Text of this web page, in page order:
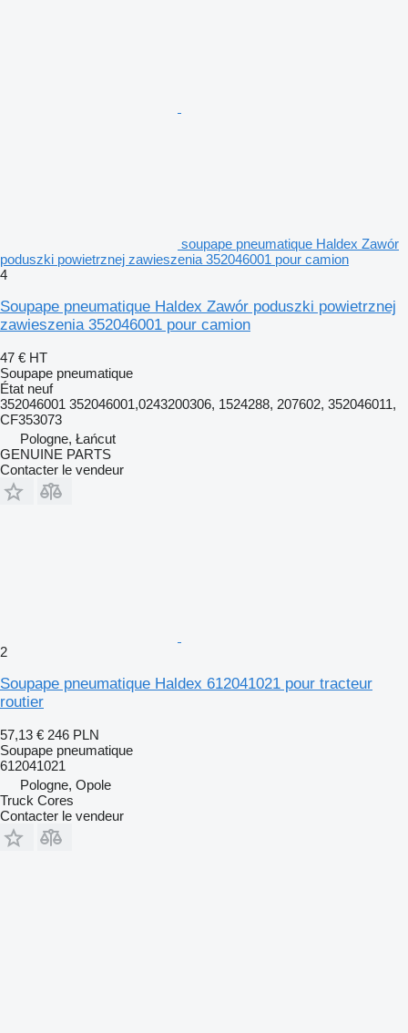
soupape pneumatique Haldex Zawór
poduszki powietrznej zawieszenia 352046001 pour camion
4
Soupape pneumatique Haldex Zawór poduszki powietrznej
zawieszenia 352046001 pour camion
47 € HT
Soupape pneumatique
État neuf
352046001 352046001,0243200306, 1524288, 207602, 352046011,
CF353073
Pologne, Łańcut
GENUINE PARTS
Contacter le vendeur
2
Soupape pneumatique Haldex 612041021 pour tracteur
routier
57,13 € 246 PLN
Soupape pneumatique
612041021
Pologne, Opole
Truck Cores
Contacter le vendeur